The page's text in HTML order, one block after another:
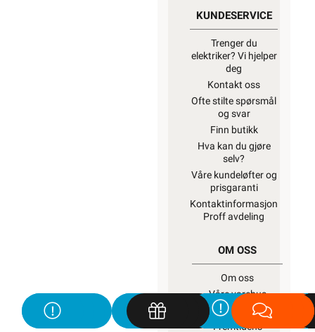
KUNDESERVICE
Trenger du
elektriker? Vi hjelper
deg
Kontakt oss
Ofte stilte spørsmål
og svar
Finn butikk
Hva kan du gjøre
selv?
Våre kundeløfter og
prisgaranti
Kontaktinformasjon
Proff avdeling
OM OSS
Om oss
Våre varehus
Våre partner
Fremtidens